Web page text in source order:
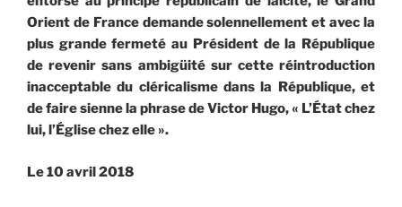
Orient de France demande solennellement et avec la
plus grande fermeté au Président de la République
de revenir sans ambigüité sur cette réintroduction
inacceptable du cléricalisme dans la République, et
de faire sienne la phrase de Victor Hugo, « L’État chez
lui, l’Église chez elle ».
Le 10 avril 2018